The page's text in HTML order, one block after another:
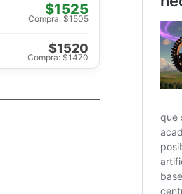
$1525
Compra: $1505
$1520
Compra: $1470